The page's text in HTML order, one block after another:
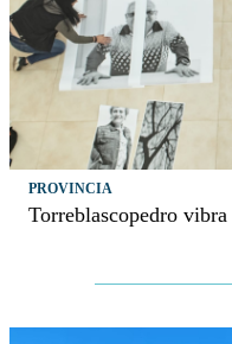
PROVINCIA
Torreblascopedro